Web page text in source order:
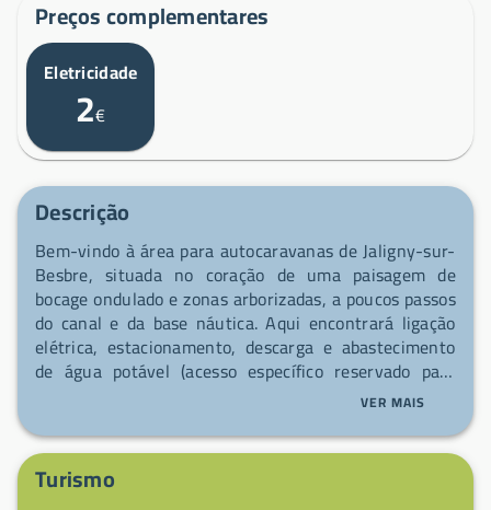
Preços complementares
Eletricidade
2€
Descrição
Bem-vindo à área para autocaravanas de Jaligny-sur-
Besbre, situada no coração de uma paisagem de
bocage ondulado e zonas arborizadas, a poucos passos
do canal e da base náutica. Aqui encontrará ligação
elétrica, estacionamento, descarga e abastecimento
de água potável (acesso específico reservado para
descarga e água), tudo a curta distância do comércio.
ajardinadas com um cais de pesca familiar, áreas de
piquenique, bem como uma base de canoagem e
paddle para desfrutar da água com calma. Numerosos
VER MAIS
Turismo